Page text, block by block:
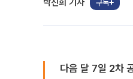
구독
다음 달 7일 2차